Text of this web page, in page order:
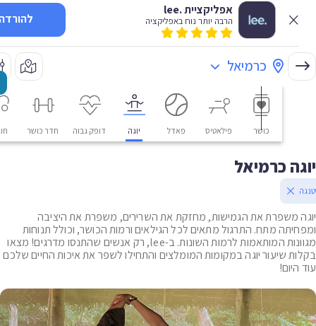
אפליקציית .lee
הרבה יותר נוח באפליקציה להורדה
כרמיאל
פילאטיס פאדל דופק גבוה חדר כושר חוגים
כרמיאל
משפרת את הגמישות, מחזקת את השרירים, משפרת את היציבה
מתח. התרגול מתאים לכל הגילאים ורמות הכושר, וכולל תנוחות
מגוונות המותאמות לרמות השונות. ב-lee, רק אנשים שהתנסו מדרגים! מצאו
שיעור יוגה במקומות המומלצים והתחילו לשפר את איכות החיים שלכם